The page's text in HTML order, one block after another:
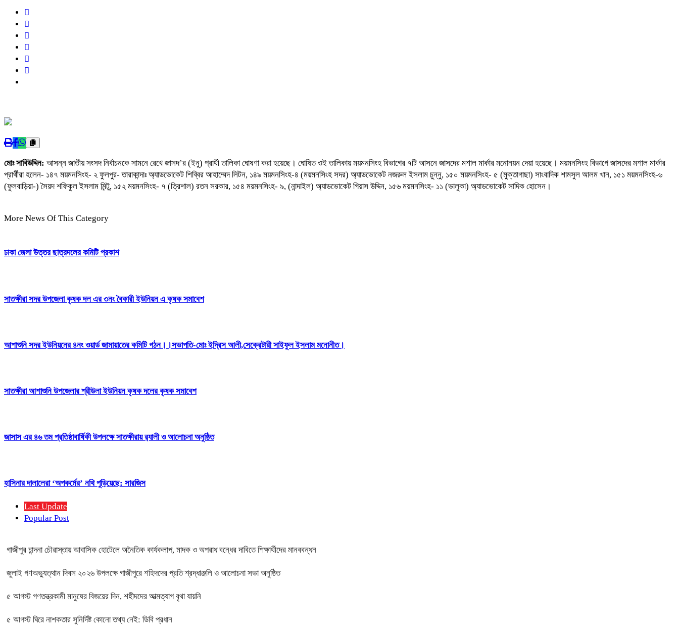
মোঃ সাবিউদ্দিন: আসন্ন জাতীয় সংসদ নির্বাচনকে সামনে রেখে জাসদ’র (ইনু) প্রার্থী তালিকা ঘোষণা করা হয়েছে। ঘোষিত ওই তালিকায় ময়মনসিংহ বিভাগের ৭টি আসনে জাসদের মশাল মার্কার মনোনয়ন দেয়া হয়েছে। ময়মনসিংহ বিভাগে জাসদের মশাল মার্কার
প্রার্থীরা হলেন- ১৪৭ ময়মনসিংহ- ২ ফুলপুর- তারাকান্দাঃ অ্যাডভোকেট শিব্বির আহাম্মেদ লিটন, ১৪৯ ময়মনসিংহ-৪ (ময়মনসিংহ সদর) অ্যাডভোকেট নজরুল ইসলাম চুন্নু, ১৫০ ময়মনসিংহ- ৫ (মুক্তাগাছা) সাংবাদিক শামসুল আলম খান, ১৫১ ময়মনসিংহ-৬
(ফুলবাড়িয়া-) সৈয়দ শফিকুল ইসলাম মিন্টু, ১৫২ ময়মনসিংহ- ৭ (ত্রিশাল) রতন সরকার, ১৫৪ ময়মনসিংহ- ৯, (নান্দাইল) অ্যাডভোকেট গিয়াস উদ্দিন, ১৫৬ ময়মনসিংহ- ১১ (ভালুকা) অ্যাডভোকেট সাদিক হোসেন।
More News Of This Category
ঢাকা জেলা উত্তর ছাত্রদলের কমিটি প্রকাশ
সাতক্ষীরা সদর উপজেলা কৃষক দল এর ৩নং বৈকারী ইউনিয়ন এ কৃষক সমাবেশ
আশাশুনি সদর ইউনিয়নের ৪নং ওয়ার্ড জামায়াতের কমিটি গঠন।।সভাপতি-মোঃ ইদ্রিস আলী,সেক্রেটারী সাইফুল ইসলাম মনোনীত।
সাতক্ষীরা আশাশুনি উপজেলার শ্রীউলা ইউনিয়ন কৃষক দলের কৃষক সমাবেশ
জাসাস এর ৪৬ তম প্রতিষ্ঠাবার্ষিকী উপলক্ষে সাতক্ষীরায় র‍্যালী ও আলোচনা অনুষ্ঠিত
হাসিনার দালালেরা ‘অপকর্মের’ নথি পুড়িয়েছে: সারজিস
Last Update
Popular Post
গাজীপুর চান্দনা চৌরাস্তায় আবাসিক হোটেলে অনৈতিক কার্যকলাপ, মাদক ও অপরাধ বন্ধের দাবিতে শিক্ষার্থীদের মানববন্ধন
জুলাই গণঅভ্যুত্থান দিবস ২০২৬ উপলক্ষে গাজীপুরে শহিদদের প্রতি শ্রদ্ধাঞ্জলি ও আলোচনা সভা অনুষ্ঠিত
৫ আগস্ট গণতন্ত্রকামী মানুষের বিজয়ের দিন, শহীদদের আত্মত্যাগ বৃথা যায়নি
৫ আগস্ট ঘিরে নাশকতার সুনির্দিষ্ট কোনো তথ্য নেই: ডিবি প্রধান